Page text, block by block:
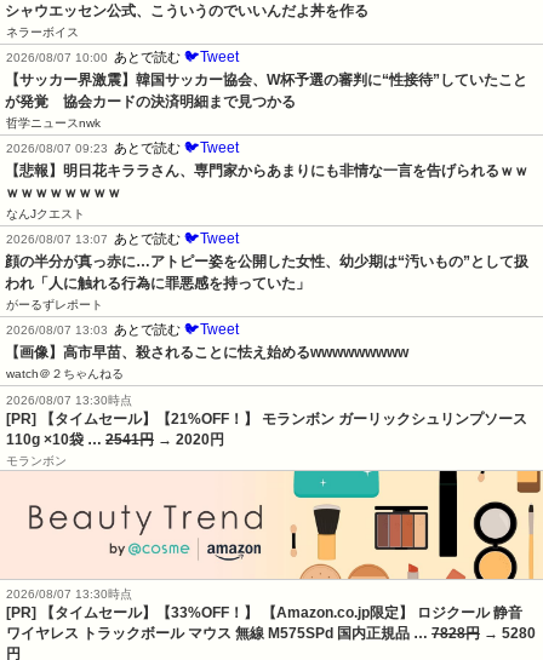
シャウエッセン公式、こういうのでいいんだよ丼を作る
ネラーボイス
2026/08/07 10:00
あとで読む 🐦Tweet
【サッカー界激震】韓国サッカー協会、W杯予選の審判に“性接待”していたこと
が発覚　協会カードの決済明細まで見つかる
哲学ニュースnwk
2026/08/07 09:23
あとで読む 🐦Tweet
【悲報】明日花キララさん、専門家からあまりにも非情な一言を告げられるｗｗ
ｗｗｗｗｗｗｗｗ
なんJクエスト
2026/08/07 13:07
あとで読む 🐦Tweet
顔の半分が真っ赤に…アトピー姿を公開した女性、幼少期は“汚いもの”として扱
われ「人に触れる行為に罪悪感を持っていた」
がーるずレポート
2026/08/07 13:03
あとで読む 🐦Tweet
【画像】高市早苗、殺されることに怯え始めるwwwwwwwww
watch＠２ちゃんねる
2026/08/07 13:30時点
[PR] 【タイムセール】【21%OFF！】 モランボン ガーリックシュリンプソース
110g ×10袋 … 2541円 → 2020円
モランボン
2026/08/07 13:30時点
[PR] 【タイムセール】【33%OFF！】 【Amazon.co.jp限定】 ロジクール 静音
ワイヤレス トラックボール マウス 無線 M575SPd 国内正規品 … 7828円 → 5280
円